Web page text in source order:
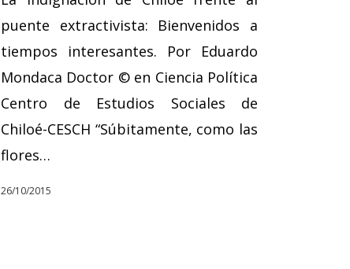
puente extractivista: Bienvenidos a
tiempos interesantes. Por Eduardo
Mondaca Doctor © en Ciencia Política
Centro de Estudios Sociales de
Chiloé-CESCH “Súbitamente, como las
flores…
26/10/2015